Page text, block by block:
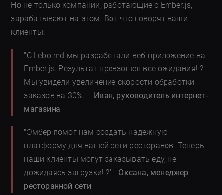
Но не только компании, работающие с Ember.js,
зарабатывают на этом. Вот что говорят наши
клиенты:
"С Lebo.md мы разработали веб-приложение на
Ember.js. Результат превзошел все ожидания! ?
Мы увидели увеличение скорости обработки
заказов на 30%." - Иван, руководитель интернет-
магазина
"Эмбер помог нам создать надежную
платформу для нашей сети ресторанов. Теперь
наши клиенты могут заказывать еду, не
дожидаясь загрузки! ?" - Оксана, менеджер
ресторанной сети